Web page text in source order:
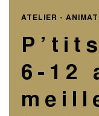
6-12
ATELIER -